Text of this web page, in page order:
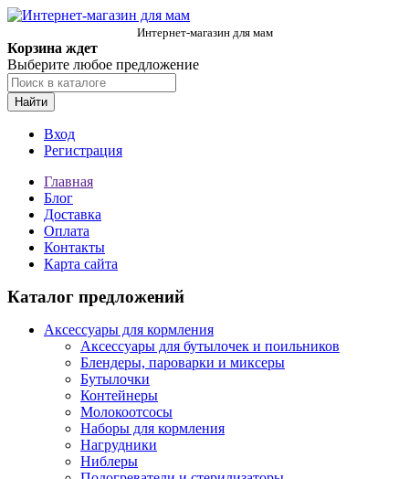
Интернет-магазин для мам
Корзина ждет
Выберите любое предложение
Найти
Вход
Регистрация
Главная
Блог
Доставка
Оплата
Контакты
Карта сайта
Каталог предложений
Аксессуары для кормления
Аксессуары для бутылочек и поильников
Блендеры, пароварки и миксеры
Бутылочки
Контейнеры
Молокоотсосы
Наборы для кормления
Нагрудники
Ниблеры